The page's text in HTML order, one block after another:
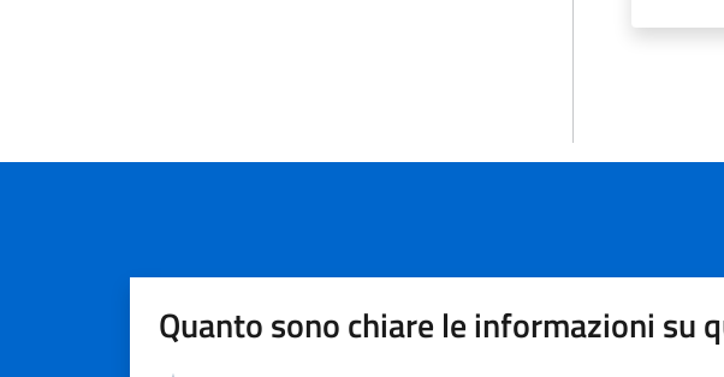
Quanto sono chiare le informazioni su